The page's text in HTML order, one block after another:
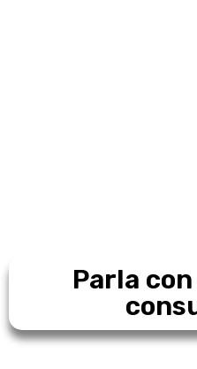
Parla